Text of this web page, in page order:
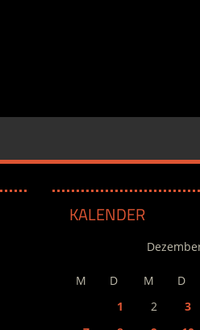
KALENDER
M D M D
1
2 3